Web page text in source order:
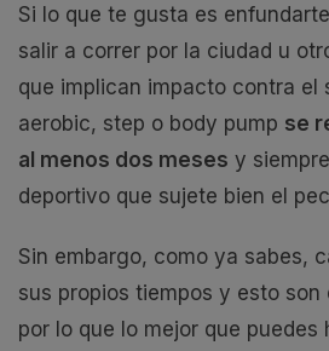
Si lo que te gusta es
salir a correr por la ciudad u
que implican impacto contra el
aerobic, step o body pump se
al menos dos meses y
deportivo que sujete bien el
Sin embargo, como ya sabes,
sus propios tiempos y esto son
por lo que lo mejor que puedes